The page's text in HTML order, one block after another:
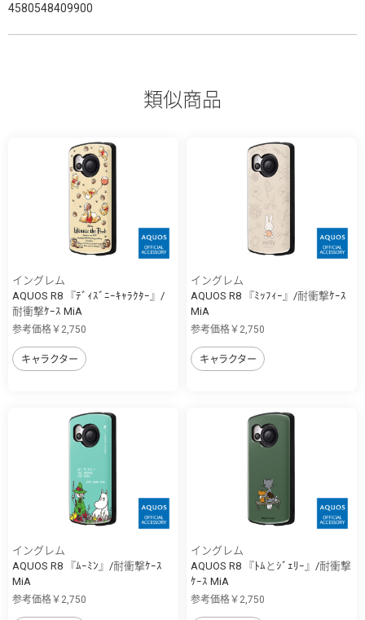
4580548409900
類似商品
イングレム
AQUOS R8 『ﾃﾞｨｽﾞﾆｰｷｬﾗｸﾀｰ』/
耐衝撃ｹｰｽ MiA
参考価格￥2,750
キャラクター
イングレム
AQUOS R8 『ﾐｯﾌｨｰ』/耐衝撃ｹｰｽ
MiA
参考価格￥2,750
キャラクター
イングレム
AQUOS R8 『ﾑｰﾐﾝ』/耐衝撃ｹｰｽ
MiA
参考価格￥2,750
イングレム
AQUOS R8 『ﾄﾑとｼﾞｪﾘｰ』/耐衝撃
ｹｰｽ MiA
参考価格￥2,750